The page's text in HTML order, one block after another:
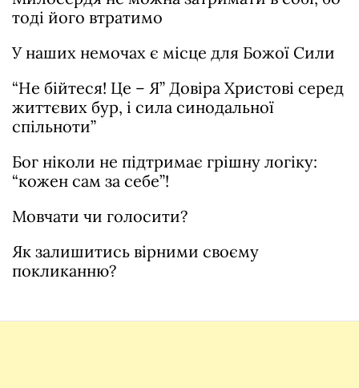
тоді його втратимо
У наших немочах є місце для Божої Сили
“Не бійтеся! Це – Я” Довіра Христові серед
життєвих бур, і сила синодальної
спільноти”
Бог ніколи не підтримає грішну логіку:
“кожен сам за себе”!
Мовчати чи голосити?
Як залишитись вірними своєму
покликанню?